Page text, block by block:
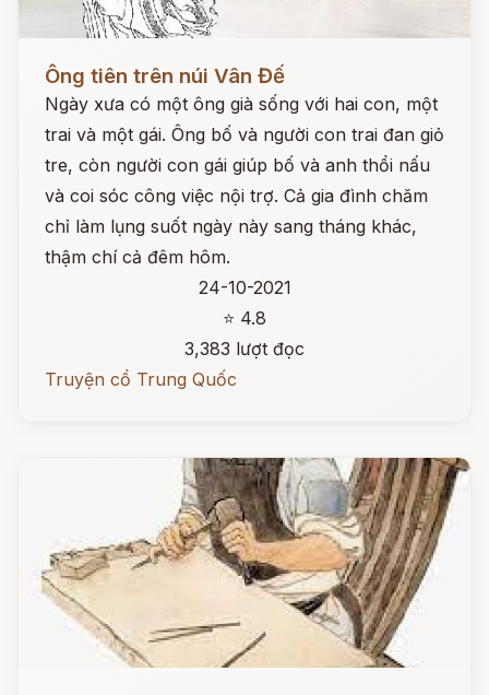
Đọc ngay
Ông tiên trên núi Vân Đế
Ngày xưa có một ông già sống với hai con, một
trai và một gái. Ông bố và người con trai đan giỏ
tre, còn người con gái giúp bố và anh thổi nấu
và coi sóc công việc nội trợ. Cả gia đình chăm
chỉ làm lụng suốt ngày này sang tháng khác,
thậm chí cả đêm hôm.
24-10-2021
⭐ 4.8
3,383 lượt đọc
Truyện cổ Trung Quốc